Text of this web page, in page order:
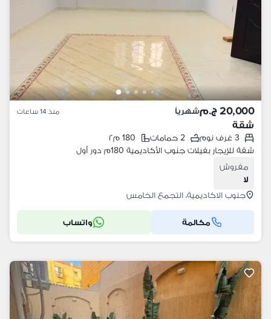
20,000 ج.م شهرياً منذ 14 ساعات
شقة
3 غرف نوم 2 حمامات
180 م٢
شقة للإيجار بفيلات جنوب الأكاديمية 180م دور أول
مفروش
لا
جنوب الاكاديمية، التجمع الخامس
مكالمة واتساب